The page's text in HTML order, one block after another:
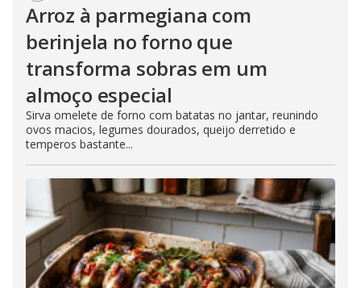
Arroz à parmegiana com
berinjela no forno que
transforma sobras em um
almoço especial
Sirva omelete de forno com batatas no jantar, reunindo
ovos macios, legumes dourados, queijo derretido e
temperos bastante...